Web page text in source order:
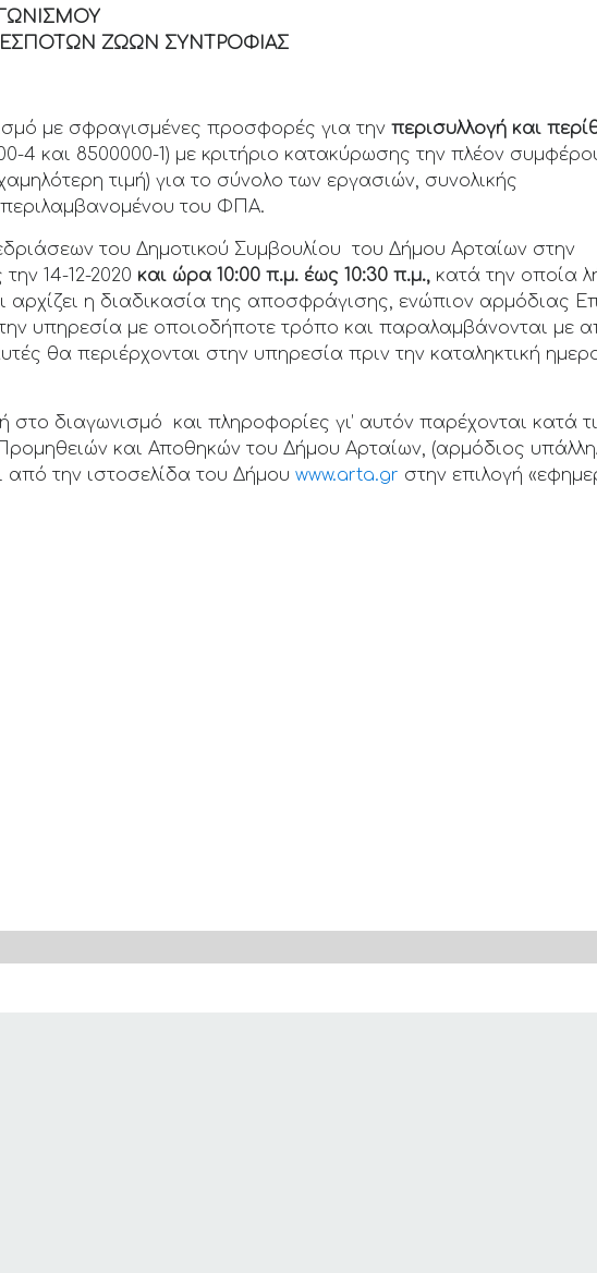
ΖΩΩΝ ΣΥΝΤΡΟΦΙΑΣ
με σφραγισμένες προσφορές για τηνπερισυλλογή και
4 και 8500000-1) με κριτήριο κατακύρωσης την πλέον
τιμή) για το σύνολο των εργασιών, συνολικής
του ΦΠΑ.
του Δημοτικού Συμβουλίου του Δήμου Αρταίων στην
14-12-2020 και ώρα 10:00 π.μ. έως 10:30 π.μ., κατά την οποία
η διαδικασία της αποσφράγισης, ενώπιον αρμόδιας
υπηρεσία με οποιοδήποτε τρόπο και παραλαμβάνονται με
θα περιέρχονται στην υπηρεσία πριν την καταληκτική
στο διαγωνισμό και πληροφορίες γι’ αυτόν παρέχονται κατά
και Αποθηκών του Δήμου Αρταίων, (αρμόδιος
από την ιστοσελίδα του Δήμουwww.arta.gr στην επιλογή